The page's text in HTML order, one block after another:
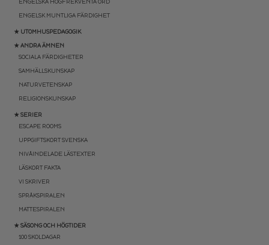
ENGELSKA HÖGFREKVENTA ORD
ENGELSK MUNTLIGA FÄRDIGHET
★ UTOMHUSPEDAGOGIK
★ ANDRA ÄMNEN
SOCIALA FÄRDIGHETER
SAMHÄLLSKUNSKAP
NATURVETENSKAP
RELIGIONSKUNSKAP
★ SERIER
ESCAPE ROOMS
UPPGIFTSKORT SVENSKA
NIVÅINDELADE LÄSTEXTER
LÄSKORT FAKTA
VI SKRIVER
SPRÅKSPIRALEN
MATTESPIRALEN
★ SÄSONG OCH HÖGTIDER
100 SKOLDAGAR